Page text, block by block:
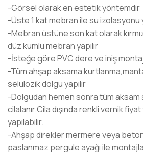
-Görsel olarak en estetik yöntemdir
-Üste 1 kat mebran ile su izolasyonu
-Mebran üstüne son kat olarak
düz kumlu mebran yapılır
-İsteğe göre PVC dere ve iniş
-Tüm ahşap aksama
selulozik dolgu yapılır
-Dolgudan hemen sonra tüm aksam
cilalanır.Cila dışında renkli vernik fiyat
yapılabilir.
-Ahşap direkler mermere veya
paslanmaz pergule ayağı ile